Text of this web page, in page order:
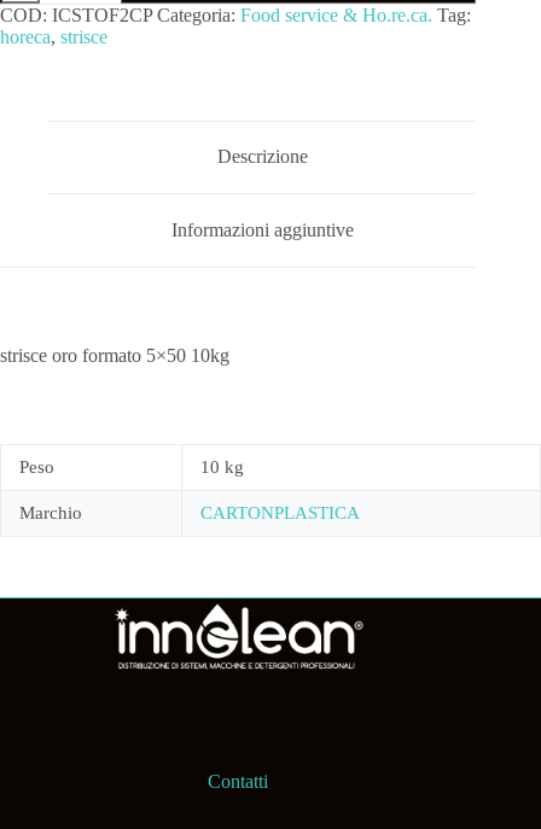
COD: ICSTOF2CP Categoria: Food service & Ho.re.ca. Tag:
horeca, strisce
Descrizione
Informazioni aggiuntive
strisce oro formato 5×50 10kg
Peso 10 kg
Marchio CARTONPLASTICA
Contatti